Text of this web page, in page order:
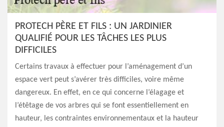
PROTECH PÈRE ET FILS : UN JARDINIER
QUALIFIÉ POUR LES TÂCHES LES PLUS
DIFFICILES
Certains travaux à effectuer pour l’aménagement d’un
espace vert peut s’avérer très difficiles, voire même
dangereux. En effet, en ce qui concerne l’élagage et
l’étêtage de vos arbres qui se font essentiellement en
hauteur, les contraintes environnementaux et la hauteur